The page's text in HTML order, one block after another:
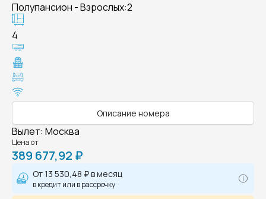
Полупансион - Взрослых:2
4
Описание номера
Вылет: Москва
Цена от
389 677,92 ₽
От13 530,48 ₽в месяц
в кредит или в рассрочку